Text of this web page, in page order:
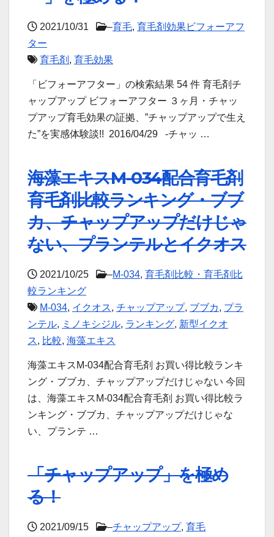
2021/10/31 –育毛, 育毛剤効果ビフォーアフ
ター
育毛剤 , 育毛効果
「ビフォーアフター」の検索結果 54 件 育毛剤チ
ャップアップ ビフォーアフター ３ヶ月・チャッ
プアップ育毛効果の証拠、”チャップアップで生え
た”を実感体験談!! 2016/04/29 -チャッ …
海藻エキスM-034配合育毛剤
育毛剤比較ランキング・ブブ
カ、チャップアップだけじゃ
ない、プランテルとイクオス
2021/10/25 –M-034, 育毛剤比較・育毛剤比
較ランキング
M-034, イクオス, チャップアップ, ブブカ, プラ
ンテル, ミノキシジル, ランキング, 新型イクオ
ス, 比較, 海藻エキス
海藻エキスM-034配合育毛剤 お買い得比較ランキ
ング・ブブカ、チャップアップだけじゃない 今回
は、海藻エキスM-034配合育毛剤 お買い得比較ラ
ンキング・ブブカ、チャップアップだけじゃな
い、プランテ …
「チャップアップ」を極め
る！
2021/09/15 –チャップアップ, 育毛